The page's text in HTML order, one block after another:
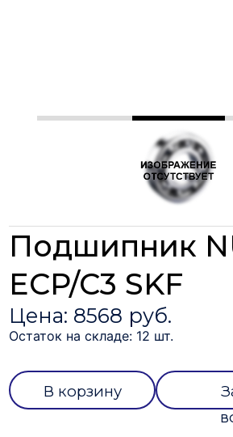
Подшипник
ECP/C3 SKF
Цена: 8568 руб.
Остаток на складе: 12 шт.
В корзину